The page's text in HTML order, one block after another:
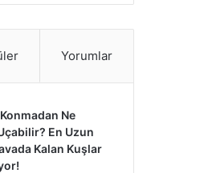
Yorumlar
Ne
En Uzun
Kalan Kuşlar